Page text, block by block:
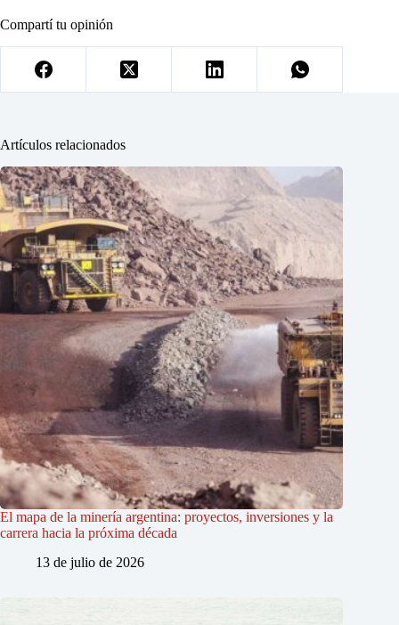
Compartí tu opinión
Artículos relacionados
El mapa de la minería argentina: proyectos, inversiones y la
carrera hacia la próxima década
13 de julio de 2026